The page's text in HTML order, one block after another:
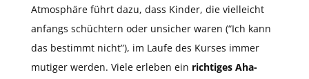
Atmosphäre führt dazu, dass Kinder, die vielleicht
anfangs schüchtern oder unsicher waren (“Ich kann
das bestimmt nicht”), im Laufe des Kurses immer
mutiger werden. Viele erleben ein richtiges Aha-